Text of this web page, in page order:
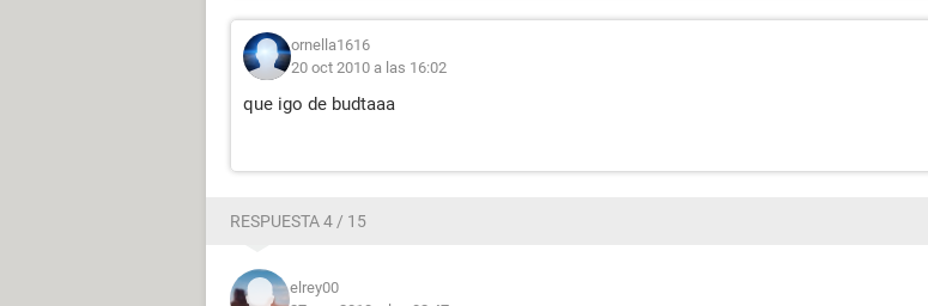
ornella1616
20 oct 2010 a las 16:02
que igo de budtaaa
RESPUESTA 4 / 15
elrey00